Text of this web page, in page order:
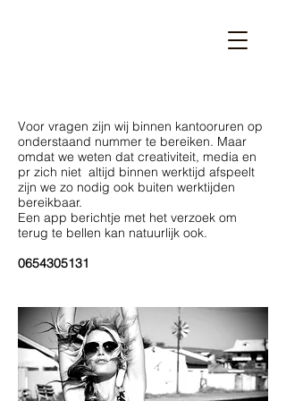
Voor vragen zijn wij binnen kantooruren op
onderstaand nummer te bereiken. Maar
omdat we weten dat creativiteit, media en
pr zich niet altijd binnen werktijd afspeelt
zijn we zo nodig ook buiten werktijden
bereikbaar.
Een app berichtje met het verzoek om
terug te bellen kan natuurlijk ook.
0654305131